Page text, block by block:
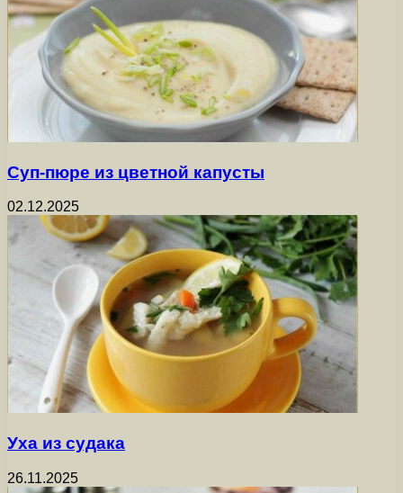
Суп-пюре из цветной капусты
02.12.2025
Уха из судака
26.11.2025